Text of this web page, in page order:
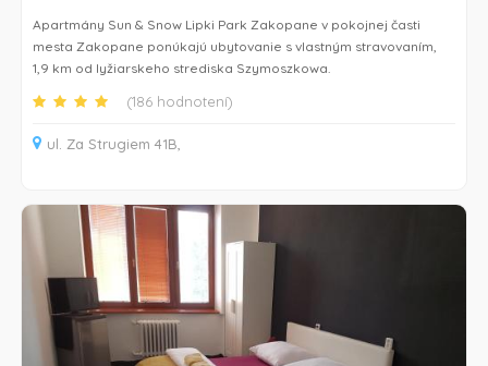
Apartmány Sun & Snow Lipki Park Zakopane v pokojnej časti
mesta Zakopane ponúkajú ubytovanie s vlastným stravovaním,
1,9 km od lyžiarskeho strediska Szymoszkowa.
Tento svetlý a moderný apartmán má TV a terasu. Kompletne
vybavená kuchynka má umývačku riadu a chladničku. V
súkromnej kúpeľni je k dispozícii sprchovací kút a z izieb sa
V apartmánoch Sun & Snow Lipki Park Zakopane je vám k
dispozícii terasa. Nájdete tu aj úschovňu lyží. V okolí sa môžete
venovať aktivitám, ako je lyžovanie a turistika.
V okolí môžete navštíviť skokanský mostík Wielka Krokiew, ktorý
je vzdialený 2,7 km. Nákupná ulica Krupówki je vzdialená 1,6 km
od apartmánov.
(186 hodnotení)
ul. Za Strugiem 41B,